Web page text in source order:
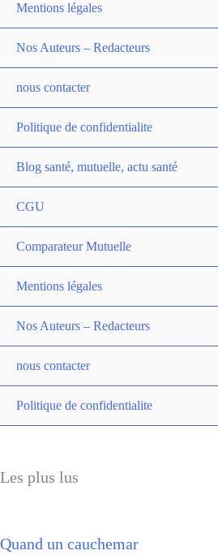
Mentions légales
Nos Auteurs – Redacteurs
nous contacter
Politique de confidentialite
Blog santé, mutuelle, actu santé
CGU
Comparateur Mutuelle
Mentions légales
Nos Auteurs – Redacteurs
nous contacter
Politique de confidentialite
Les plus lus
Quand un cauchemar